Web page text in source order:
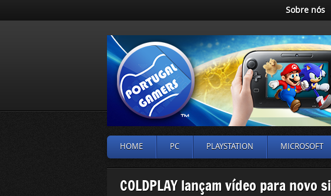
Sobre nós
HOME PC PLAYSTATION MICROSOFT
COLDPLAY lançam vídeo para novo